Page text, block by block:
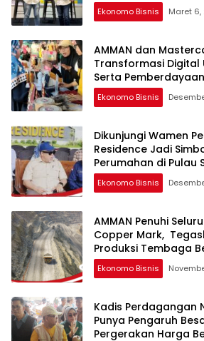
Ekonomo Bisnis Maret 6,
AMMAN dan
Transformasi Digital
Serta
Perempuan
Ekonomo Bisnis
Dikunjungi Wamen
Residence Jadi
Perumahan di Pulau
Ekonomo Bisnis
AMMAN Penuhi
Copper Mark, Tegaskan Komitmen
Produksi Tembaga
Ekonomo Bisnis
Kadis Perdagangan
Punya Pengaruh
Pergerakan Harga